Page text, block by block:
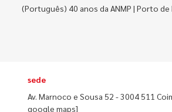
(Português) 40 anos da ANMP | Porto de
sede
Av. Marnoco e Sousa 52 - 3004 511
google maps]